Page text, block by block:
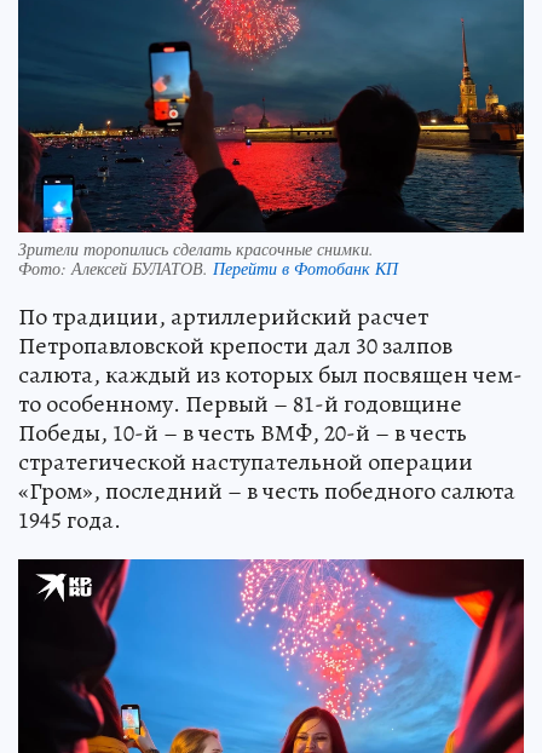
Зрители торопились сделать красочные снимки.
Фото: Алексей БУЛАТОВ. Перейти в Фотобанк КП
По традиции, артиллерийский расчет
Петропавловской крепости дал 30 залпов
салюта, каждый из которых был посвящен чем-
то особенному. Первый – 81-й годовщине
Победы, 10-й – в честь ВМФ, 20-й – в честь
стратегической наступательной операции
«Гром», последний – в честь победного салюта
1945 года.